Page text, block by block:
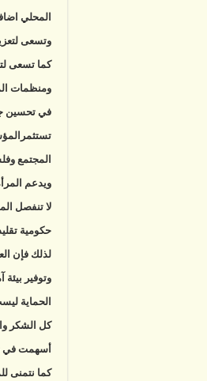
المحلي
وتسعى
كما تسعى
ومنظمات
في تحسين
المجتمع
ويدعم
لا تنفصل
حكومية
لذلك فإن
وتوفير
الحماية
كل الشكر
أسهمت في
كما نتمنى